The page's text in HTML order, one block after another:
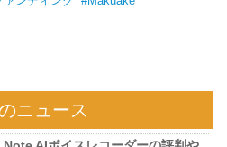
ニュース